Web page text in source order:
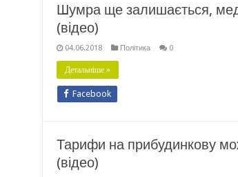
Шумра ще залишається,
(відео)
04.06.2018 Політика 0
Детальніше »
Facebook
Тарифи на прибудинкову
(відео)